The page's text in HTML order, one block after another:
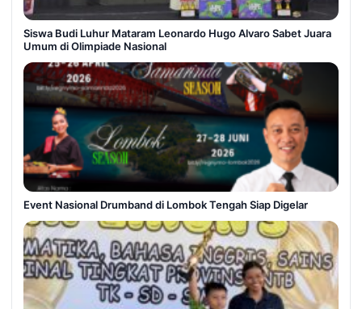
Siswa Budi Luhur Mataram Leonardo Hugo Alvaro Sabet Juara
Umum di Olimpiade Nasional
Event Nasional Drumband di Lombok Tengah Siap Digelar